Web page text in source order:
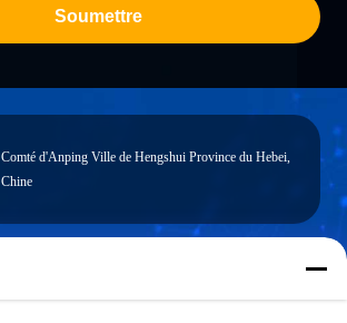
Soumettre
Comté d'Anping Ville de Hengshui Province du Hebei,
Chine
lita@screenmeshnet.com